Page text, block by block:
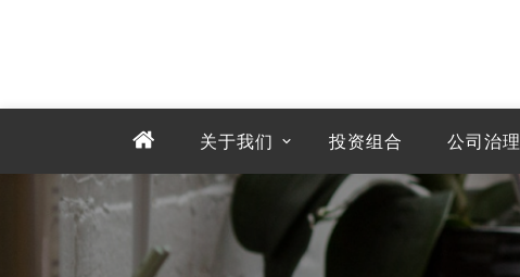
关于我们 投资组合 公司治理